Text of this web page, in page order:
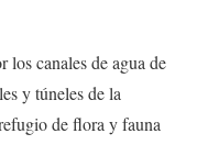
canales de agua de
y túneles de la
de flora y fauna